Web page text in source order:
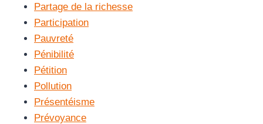
Partage de la richesse
Participation
Pauvreté
Pénibilité
Pétition
Pollution
Présentéisme
Prévoyance